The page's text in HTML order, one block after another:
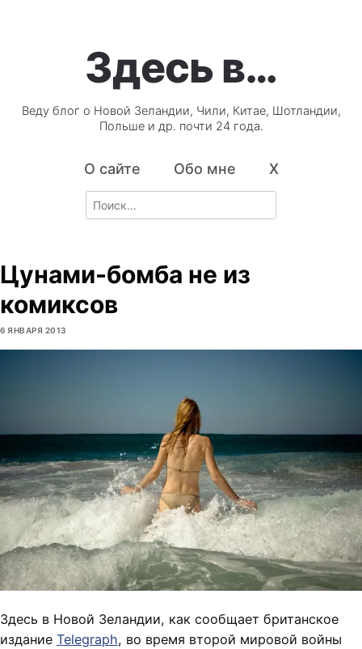
Здесь в…
Веду блог о Новой Зеландии, Чили, Китае, Шотландии,
Польше и др. почти 24 года.
О сайте Обо мне X
Search
for:
Цунами-бомба не из
комиксов
6 ЯНВАРЯ 2013
Здесь в Новой Зеландии, как сообщает британское
издание Telegraph, во время второй мировой войны